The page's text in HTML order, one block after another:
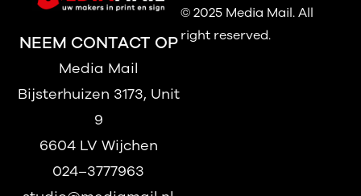
NEEM CONTACT OP
Media Mail
Bijsterhuizen 3173, Unit
9
6604 LV Wijchen
024–3777963
© 2025 Media Mail.All
right reserved.